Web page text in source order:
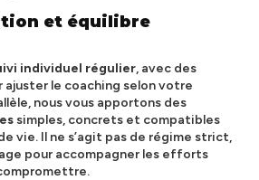
et équilibre
individuel régulier, avec des
ajuster le coaching selon votre
nous vous apportons des
simples, concrets et compatibles
vie. Il ne s’agit pas de régime strict,
pour accompagner les efforts